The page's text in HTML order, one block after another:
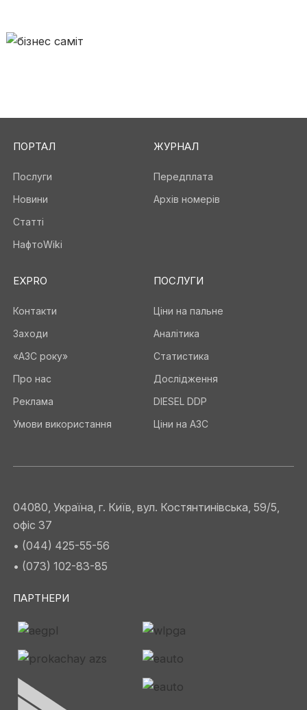
ПОРТАЛ
Послуги
Новини
Статті
НафтоWiki
ЖУРНАЛ
Передплата
Архів номерів
EXPRO
Контакти
Заходи
«АЗС року»
Про нас
Реклама
Умови використання
ПОСЛУГИ
Ціни на пальне
Аналітика
Статистика
Дослідження
DIESEL DDP
Ціни на АЗС
04080, Україна, г. Київ, вул. Костянтинівська, 59/5,
офіс 37
• (044) 425-55-56
• (073) 102-83-85
ПАРТНЕРИ